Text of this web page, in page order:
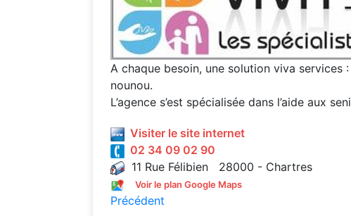
A chaque besoin, une solution viva services
nounou.
L’agence s’est spécialisée dans l’aide aux
Visiter le site internet
02 34 09 02 90
11 Rue Félibien 28000 - Chartres
Voir le plan Google Maps
Précédent